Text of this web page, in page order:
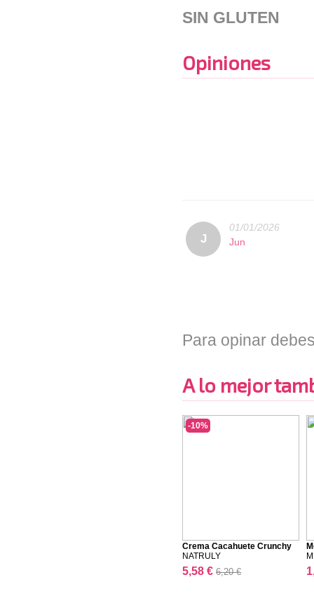
SIN GLUTEN
Opiniones
J
01/01/2026
Jun
Para opinar
A lo mejor
Crema Cacahuete Crunchy
...
NATRULY
5,58 € 6,20 €
-10%